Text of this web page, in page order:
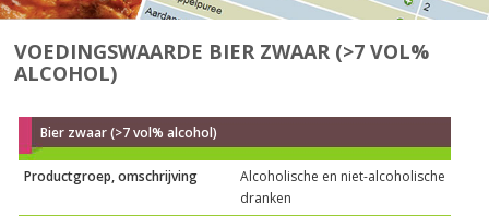
VOEDINGSWAARDE BIER ZWAAR (>7 VOL%
ALCOHOL)
Bier zwaar (>7 vol% alcohol)
Productgroep, omschrijving
Alcoholische en niet-alcoholische
dranken